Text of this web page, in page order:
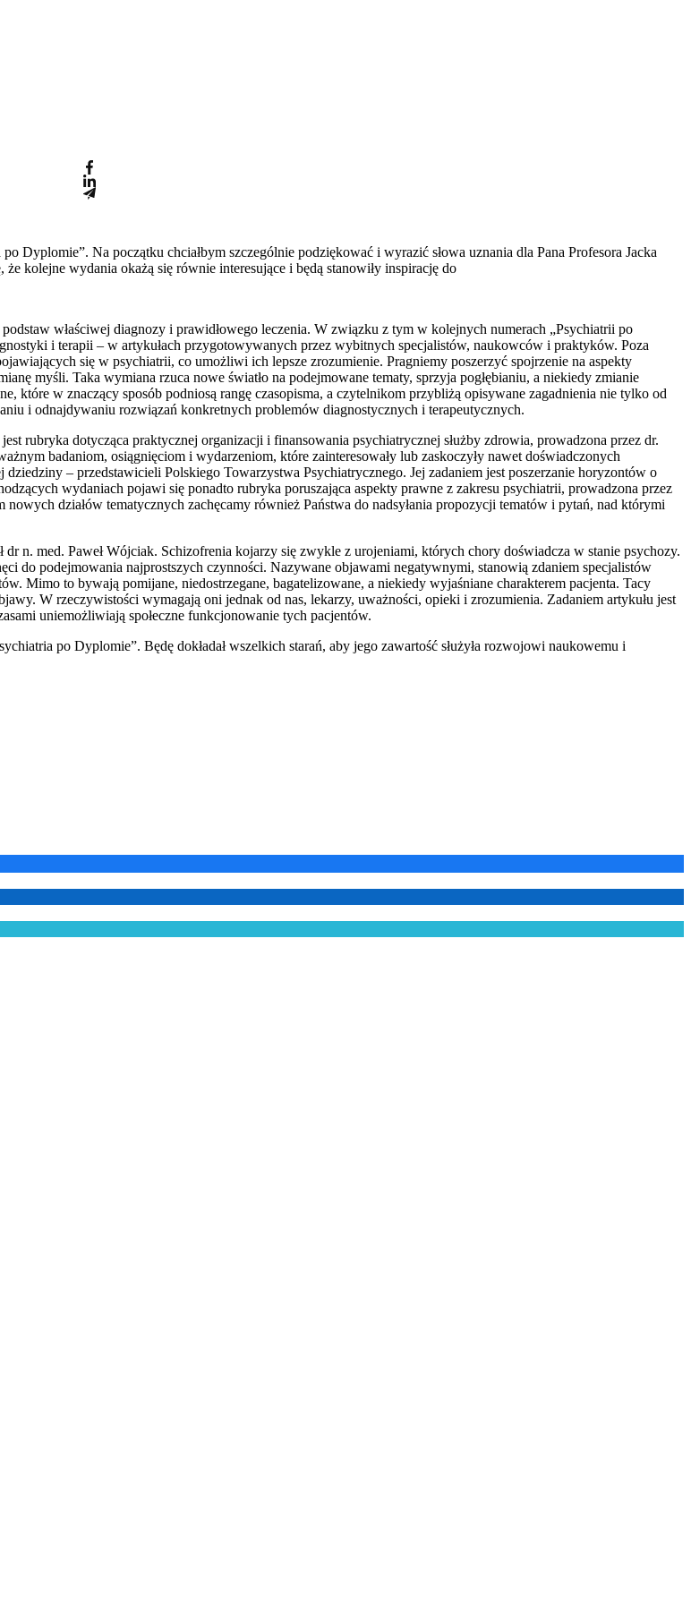
Dyplomie”. Na początku chciałbym szczególnie podziękować i wyrazić słowa uznania dla Pana Profesora Jacka
kolejne wydania okażą się równie interesujące i będą stanowiły inspirację do
właściwej diagnozy i prawidłowego leczenia. W związku z tym w kolejnych numerach „Psychiatrii po
i terapii – w artykułach przygotowywanych przez wybitnych specjalistów, naukowców i praktyków. Poza
się w psychiatrii, co umożliwi ich lepsze zrozumienie. Pragniemy poszerzyć spojrzenie na aspekty
myśli. Taka wymiana rzuca nowe światło na podejmowane tematy, sprzyja pogłębianiu, a niekiedy zmianie
które w znaczący sposób podniosą rangę czasopisma, a czytelnikom przybliżą opisywane zagadnienia nie tylko od
i odnajdywaniu rozwiązań konkretnych problemów diagnostycznych i terapeutycznych.
rubryka dotycząca praktycznej organizacji i finansowania psychiatrycznej służby zdrowia, prowadzona przez dr.
badaniom, osiągnięciom i wydarzeniom, które zainteresowały lub zaskoczyły nawet doświadczonych
– przedstawicieli Polskiego Towarzystwa Psychiatrycznego. Jej zadaniem jest poszerzanie horyzontów o
wydaniach pojawi się ponadto rubryka poruszająca aspekty prawne z zakresu psychiatrii, prowadzona przez
działów tematycznych zachęcamy również Państwa do nadsyłania propozycji tematów i pytań, nad którymi
n. med. Paweł Wójciak. Schizofrenia kojarzy się zwykle z urojeniami, których chory doświadcza w stanie psychozy.
do podejmowania najprostszych czynności. Nazywane objawami negatywnymi, stanowią zdaniem specjalistów
Mimo to bywają pomijane, niedostrzegane, bagatelizowane, a niekiedy wyjaśniane charakterem pacjenta. Tacy
W rzeczywistości wymagają oni jednak od nas, lekarzy, uważności, opieki i zrozumienia. Zadaniem artykułu jest
uniemożliwiają społeczne funkcjonowanie tych pacjentów.
po Dyplomie”. Będę dokładał wszelkich starań, aby jego zawartość służyła rozwojowi naukowemu i